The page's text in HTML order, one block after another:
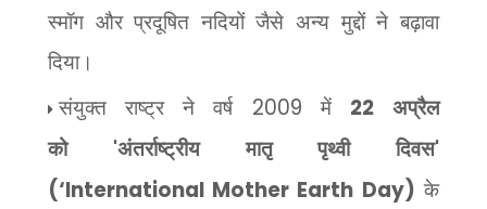
स्मॉग और प्रदूषित नदियों जैसे अन्य मुद्दों ने बढ़ावा
दिया।
संयुक्त राष्ट्र ने वर्ष 2009 में 22अप्रैल
को 'अंतर्राष्ट्रीय मातृ पृथ्वी दिवस'
(‘International Mother Earth Day) के